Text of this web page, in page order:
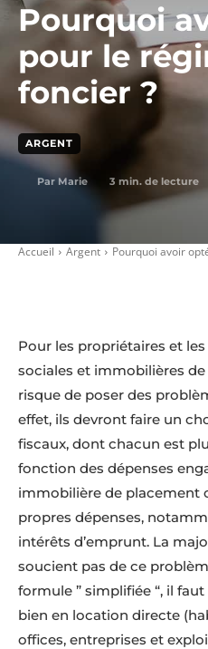
Pourquoi
pour le
foncier ?
ARGENT
Par Marie 3 min. de lecture
Accueil Argent Pourquoi avoir
Pour les propriétaires et
sociales et immobilières de
risque de poser des
effet, ils devront faire un
fiscaux, dont chacun est
fonction des dépenses
immobilière de placement
propres dépenses,
intérêts d’emprunt. La
soucient pas de ce
formule ” simplifiée “, il
bien en location directe
offices, entreprises et